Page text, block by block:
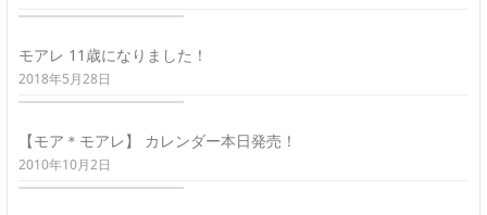
モアレ 11歳になりました！
2018年5月28日
【モア＊モアレ】 カレンダー本日発売！
2010年10月2日